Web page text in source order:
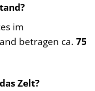
im
betragen ca. 75
Zelt?